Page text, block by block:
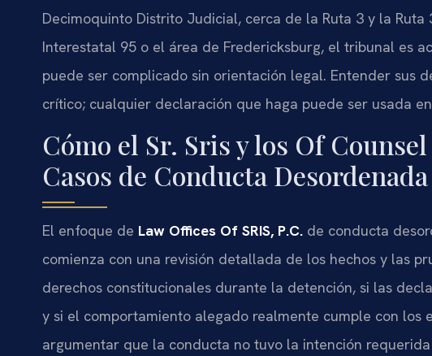
Decimoquinto Distrito Judicial, cerca de la Ruta 3 y la
Interestatal 95 o el área de Fredericksburg, el tribunal es
puede ser complicado sin orientación legal. Entender sus
crítico; cualquier declaración que haga puede ser usada
Cómo el Sr. Sris y los Of
Casos de Conducta Desordenada
El enfoque de Law Offices Of SRIS, P.C. de conducta
comienza con una revisión detallada de los hechos y las
derechos constitucionales durante la detención, si las
y si el comportamiento alegado realmente cumple con los
argumentar que la conducta no tuvo la intención